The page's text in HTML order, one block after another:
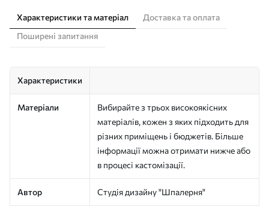
Характеристики та матеріал
Доставка та оплата
Поширені запитання
Характеристики
Матеріали
Вибирайте з трьох високоякісних
матеріалів, кожен з яких підходить для
різних приміщень і бюджетів. Більше
інформації можна отримати нижче або
в процесі кастомізації.
Автор Студія дизайну "Шпалерня"